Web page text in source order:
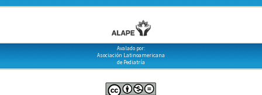
Avalado por:
Asociación Latinoamericana
de Pediatría